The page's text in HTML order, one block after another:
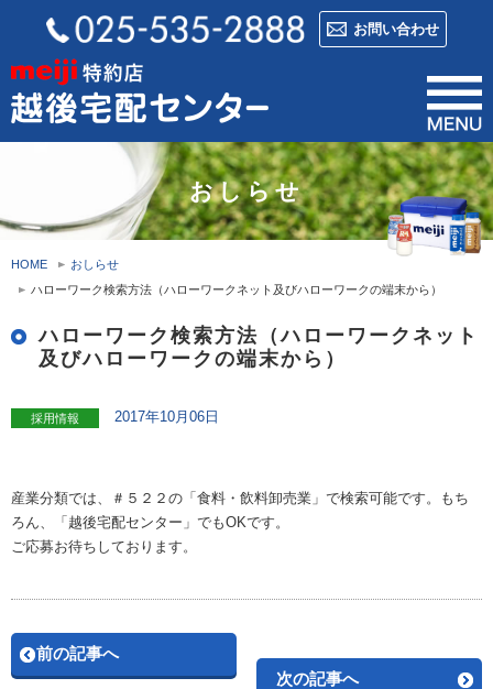
お問い合わせ
おしらせ
HOME
おしらせ
ハローワーク検索方法（ハローワークネット及びハローワークの端末から）
ハローワーク検索方法（ハローワークネット
及びハローワークの端末から）
採用情報 2017年10月06日
産業分類では、＃５２２の「食料・飲料卸売業」で検索可能です。もち
ろん、「越後宅配センター」でもOKです。
ご応募お待ちしております。
前の記事へ
次の記事へ